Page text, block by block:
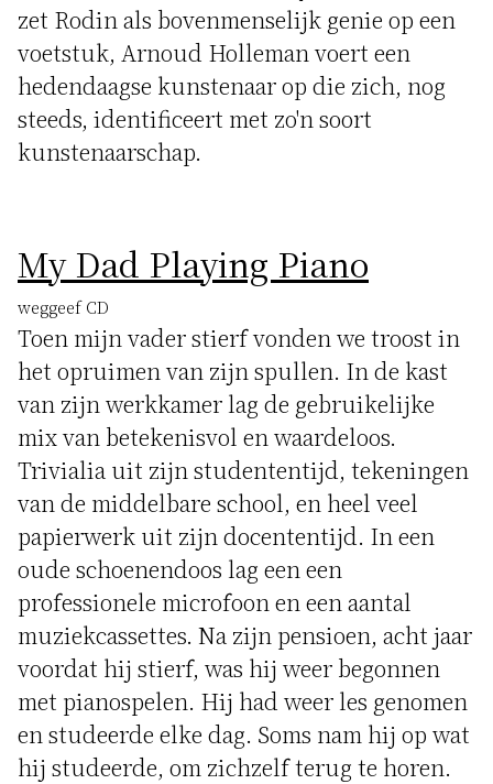
zet Rodin als bovenmenselijk genie op een
voetstuk, Arnoud Holleman voert een
hedendaagse kunstenaar op die zich, nog
steeds, identificeert met zo'n soort
kunstenaarschap.
My Dad Playing Piano
weggeef CD
Toen mijn vader stierf vonden we troost in
het opruimen van zijn spullen. In de kast
van zijn werkkamer lag de gebruikelijke
mix van betekenisvol en waardeloos.
Trivialia uit zijn studententijd, tekeningen
van de middelbare school, en heel veel
papierwerk uit zijn docententijd. In een
oude schoenendoos lag een een
professionele microfoon en een aantal
muziekcassettes. Na zijn pensioen, acht jaar
voordat hij stierf, was hij weer begonnen
met pianospelen. Hij had weer les genomen
en studeerde elke dag. Soms nam hij op wat
hij studeerde, om zichzelf terug te horen.